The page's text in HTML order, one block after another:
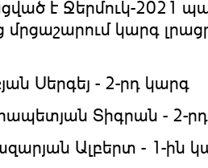
է Ջերմուկ-2021
մրցաշարումկարգ
Սերգեյ - 2-րդ կարգ
Տիգրան - 2-
Ալբերտ - 1-ին